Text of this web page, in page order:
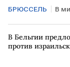
БРЮССЕЛЬ В
В Бельгии
против